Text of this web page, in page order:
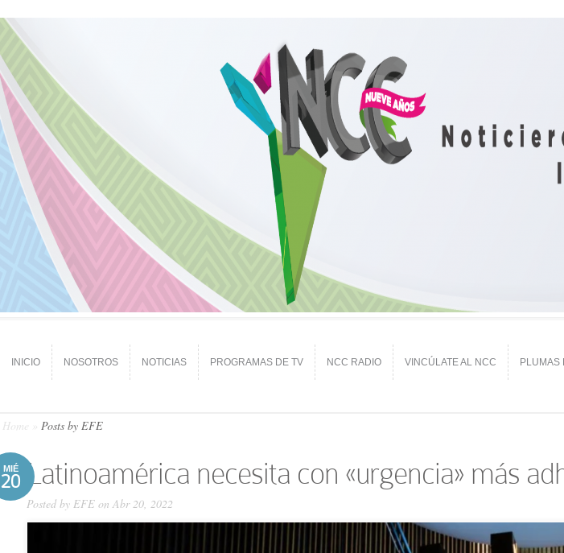
INICIO NOSOTROS NOTICIAS PROGRAMAS DE TV NCC RADIO VINCÚLATE AL NCC PLUMAS
Home Posts by EFE
MIÉ
20 Latinoamérica necesita con «urgencia» más
Posted by EFE on Abr 20, 2022